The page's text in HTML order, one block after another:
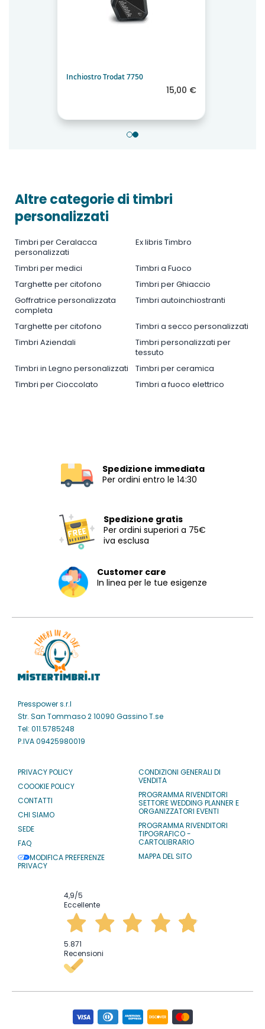
Inchiostro Trodat 7750
15,00 €
Altre categorie di timbri
personalizzati
Timbri per Ceralacca
personalizzati
Ex libris Timbro
Timbri per medici
Timbri a Fuoco
Targhette per citofono
Timbri per Ghiaccio
Goffratrice personalizzata
completa
Timbri autoinchiostranti
Targhette per citofono
Timbri a secco personalizzati
Timbri Aziendali
Timbri personalizzati per
tessuto
Timbri in Legno personalizzati
Timbri per ceramica
Timbri per Cioccolato
Timbri a fuoco elettrico
Spedizione immediata
Per ordini entro le 14:30
Spedizione gratis
Per ordini superiori a 75€
iva esclusa
Customer care
In linea per le tue esigenze
Presspower s.r.l
Str. San Tommaso 2 10090 Gassino T.se
Tel: 011.5785248
P.IVA 09425980019
PRIVACY POLICY
COOOKIE POLICY
CONTATTI
CHI SIAMO
SEDE
FAQ
MODIFICA PREFERENZE
PRIVACY
CONDIZIONI GENERALI DI
VENDITA
PROGRAMMA RIVENDITORI
SETTORE WEDDING PLANNER E
ORGANIZZATORI EVENTI
PROGRAMMA RIVENDITORI
TIPOGRAFICO -
CARTOLIBRARIO
MAPPA DEL SITO
4,9/5
Eccellente
5.871
Recensioni